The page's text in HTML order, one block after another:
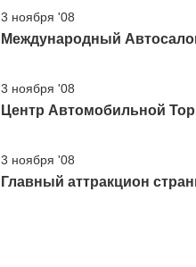
3 ноября '08
Международный
3 ноября '08
Центр Автомобильной
3 ноября '08
Главный аттракцион